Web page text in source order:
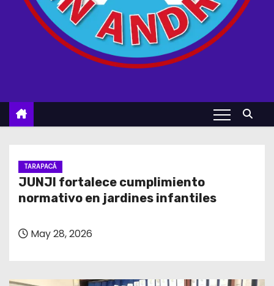
TARAPACÁ
JUNJI fortalece cumplimiento
normativo en jardines infantiles
May 28, 2026